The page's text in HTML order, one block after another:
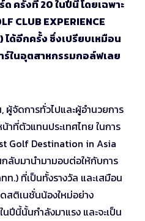
ครั้งที่ 20 ในปีนี้ โดยเฉพาะ
CLUB EXPERIENCE
ได้อีกครั้ง ซึ่งเปรียบเหมือน
ร์ในอุตสาหกรรมกอล์ฟเลย
จัดการทั่วไปและผู้อำนวยการ
ที่ตัวแทนประเทศไทย ในการ
Golf Destination in Asia
ลับมานำมามอบต่อให้กับการ
ท.) ที่เป็นทั้งรางวัล และเสมือน
ติเนชั่นน้องใหม่อย่าง
ปีนี้นั้นกำลังมาแรง และจะเป็น